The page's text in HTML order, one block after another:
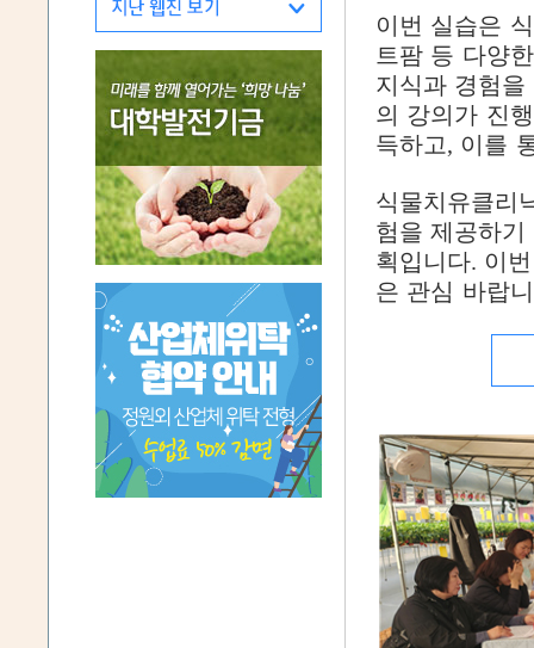
이번 실습은
트팜 등 다양
지식과 경험
의 강의가 진
득하고, 이를
식물치유클리
험을 제공하
획입니다. 이
은 관심 바랍